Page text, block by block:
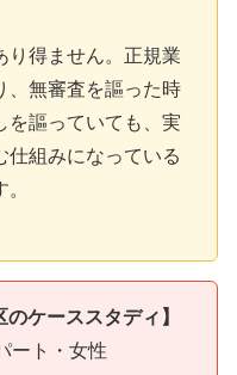
り得ません。正規業
、無審査を謳った時
を謳っていても、実
仕組みになっている
ケーススタディ】
ート・女性